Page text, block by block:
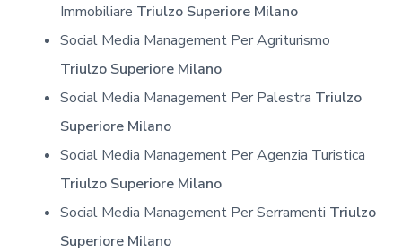
Immobiliare Triulzo Superiore Milano
Social Media Management Per Agriturismo
Triulzo Superiore Milano
Social Media Management Per Palestra Triulzo
Superiore Milano
Social Media Management Per Agenzia Turistica
Triulzo Superiore Milano
Social Media Management Per Serramenti Triulzo
Superiore Milano